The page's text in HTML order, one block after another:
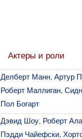
Актеры и роли
Делберт Манн, Артур
Роберт Маллиган,
Пол Богарт
Дэвид Шоу, Роберт
Пэдди Чайефски,